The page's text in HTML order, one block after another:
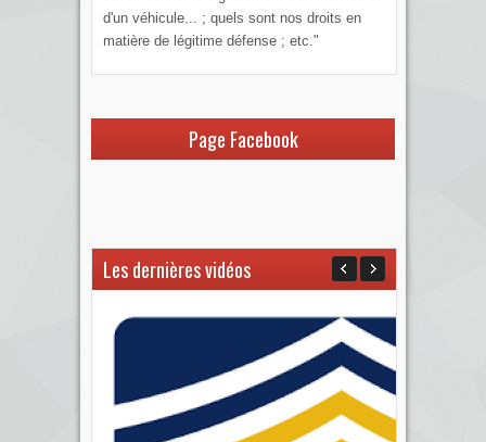
d'un véhicule... ; quels sont nos droits en
matière de légitime défense ; etc."
Page Facebook
Les dernières vidéos